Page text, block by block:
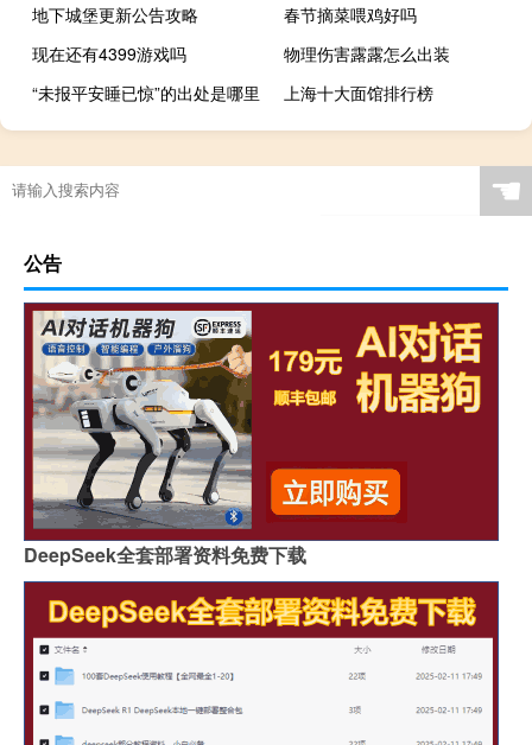
地下城堡更新公告攻略
春节摘菜喂鸡好吗
现在还有4399游戏吗
物理伤害露露怎么出装
“未报平安睡已惊”的出处是哪里
上海十大面馆排行榜
☚
公告
DeepSeek全套部署资料免费下载